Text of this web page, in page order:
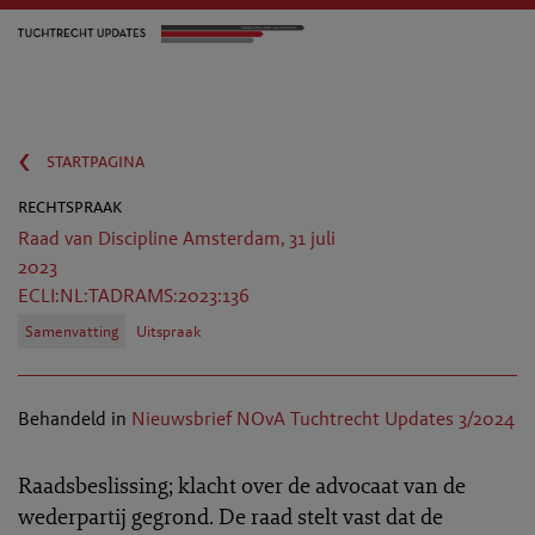
‹
startpagina
rechtspraak
Raad van Discipline Amsterdam, 31 juli
2023
ECLI:NL:TADRAMS:2023:136
Samenvatting Uitspraak
Behandeld in Nieuwsbrief NOvA Tuchtrecht Updates 3/2024
Raadsbeslissing; klacht over de advocaat van de
wederpartij gegrond. De raad stelt vast dat de